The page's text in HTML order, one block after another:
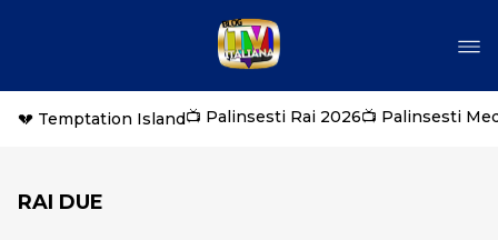
💔 Temptation Island📺 Palinsesti Rai 2026📺 Palinsesti
RAI DUE